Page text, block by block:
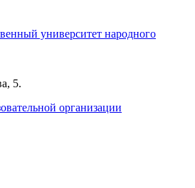
университет народного
5.
организации